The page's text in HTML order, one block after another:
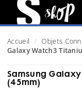
Accueil Objets
Galaxy Watch3
Samsung
(45mm)